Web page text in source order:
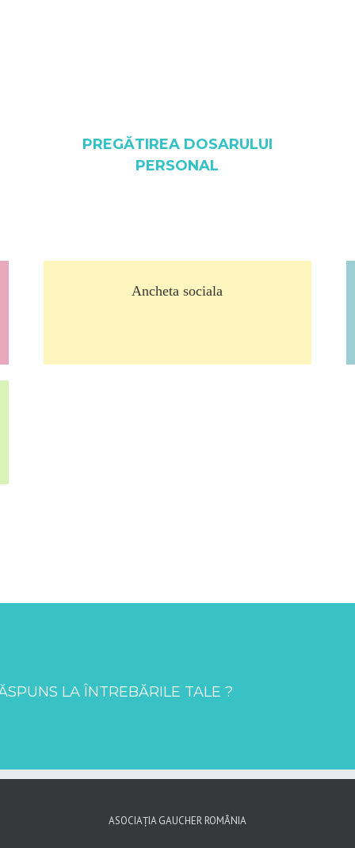
PREGĂTIREA DOSARULUI
PERSONAL
Ancheta sociala
LA ÎNTREBĂRILE TALE ?
ASOCIAȚIA GAUCHER ROMÂNIA